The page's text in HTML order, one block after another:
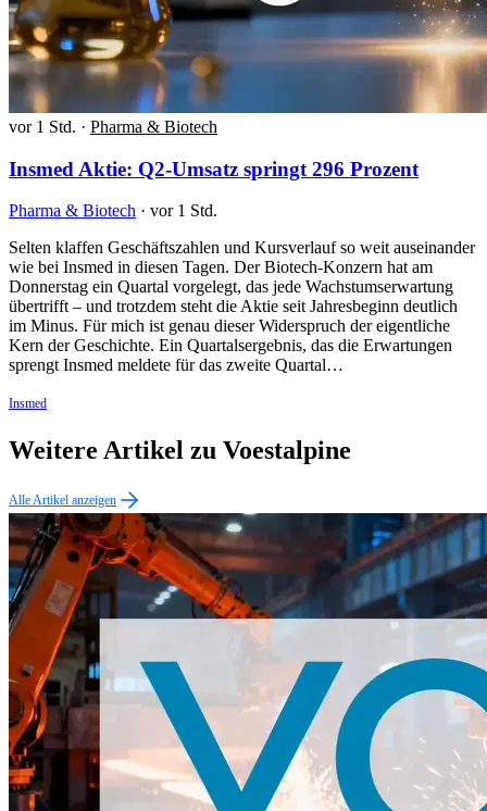
vor 1 Std. · Pharma & Biotech
Insmed Aktie: Q2-Umsatz springt 296 Prozent
Pharma & Biotech · vor 1 Std.
Selten klaffen Geschäftszahlen und Kursverlauf so weit auseinander
wie bei Insmed in diesen Tagen. Der Biotech-Konzern hat am
Donnerstag ein Quartal vorgelegt, das jede Wachstumserwartung
übertrifft – und trotzdem steht die Aktie seit Jahresbeginn deutlich
im Minus. Für mich ist genau dieser Widerspruch der eigentliche
Kern der Geschichte. Ein Quartalsergebnis, das die Erwartungen
sprengt Insmed meldete für das zweite Quartal…
Insmed
Weitere Artikel zu Voestalpine
Alle Artikel anzeigen